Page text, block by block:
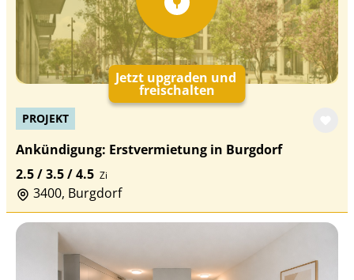
Jetzt upgraden und
freischalten
PROJEKT
Ankündigung: Erstvermietung in Burgdorf
2.5 / 3.5 / 4.5 Zi
3400, Burgdorf